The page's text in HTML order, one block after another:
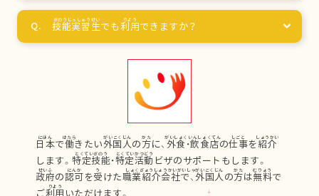
技能実習生でも利用できますか？
日本で働きたい外国人の方に、 外食 ・飲食店の仕事を紹介
します。特定技能・特定活動 ビザのサポートもします。
政府の認可を受けた職業紹介会社で、 外国人の方は無料で
ご利用 いただけます。